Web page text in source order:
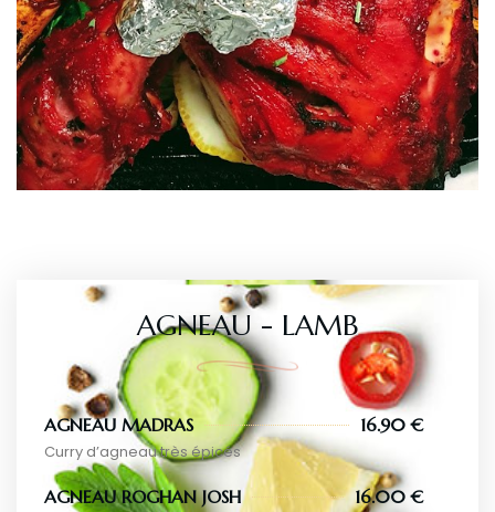
AGNEAU - LAMB
AGNEAU MADRAS 16.90 €
Curry d’agneau très épicés
AGNEAU ROGHAN JOSH 16.00 €